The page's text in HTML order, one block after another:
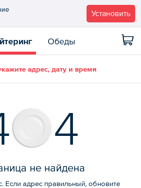
Установить
Обеды
адрес, дату и время
4
не найдена
Если адрес правильный, обновите